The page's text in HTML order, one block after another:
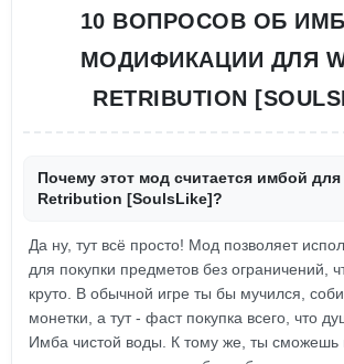
10 ВОПРОСОВ ОБ
МОДИФИКАЦИИ ДЛЯ
RETRIBUTION
Почему этот мод считается имбой для
Retribution [SoulsLike]?
Да ну, тут всё просто! Мод позволяет
для покупки предметов без ограничений,
круто. В обычной игре ты бы мучился,
монетки, а тут - фаст покупка всего, что
Имба чистой воды. К тому же, ты сможешь